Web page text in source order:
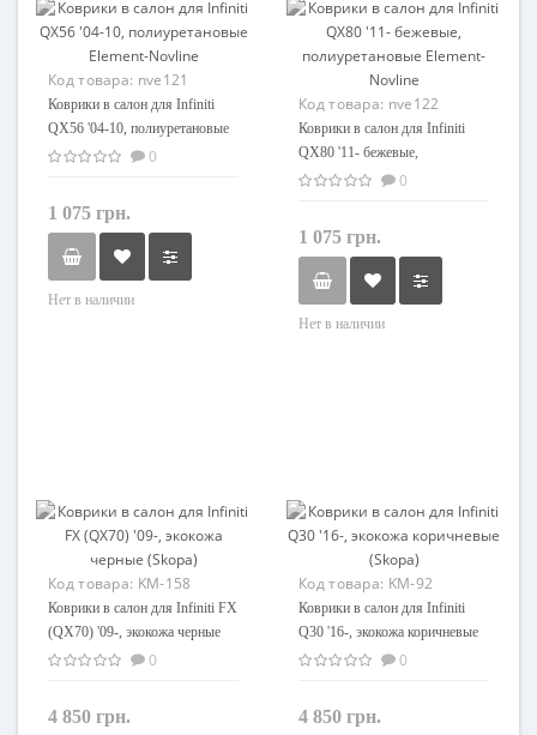
Код товара: nve121
Коврики в салон для Infiniti
QX56 '04-10, полиуретановые
Element-Novline0
1 075 грн.
Нет в наличии
Код товара: nve122
Коврики в салон для Infiniti
QX80 '11- бежевые,
полиуретановые Element-
0
1 075 грн.
Нет в наличии
Код товара: KM-158
Коврики в салон для Infiniti FX
(QX70) '09-, экокожа черные
(Skopa)
0
4 850 грн.
Код товара: KM-92
Коврики в салон для Infiniti
Q30 '16-, экокожа коричневые
(Skopa)
0
4 850 грн.